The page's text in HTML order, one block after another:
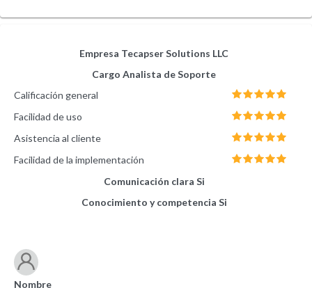
Empresa Tecapser Solutions LLC
Cargo Analista de Soporte
Calificación general
Facilidad de uso
Asistencia al cliente
Facilidad de la implementación
Comunicación clara Si
Conocimiento y competencia Si
Nombre